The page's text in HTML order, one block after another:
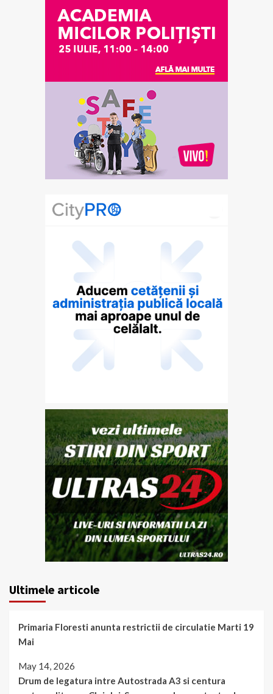
Ultimele articole
Primaria Floresti anunta restrictii de circulatie Marti 19
Mai
May 14, 2026
Drum de legatura intre Autostrada A3 si centura